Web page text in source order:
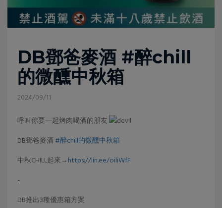
DB鄧爸麥酒 #醉chill
的微醺中秋箱
2024/09/11
呼叫你要一起烤肉喝酒的朋友
DB鄧爸麥酒#醉chill的微醺中秋箱
中秋CHILL起來→https://lin.ee/oiliWfF
-
DB推出3種優惠箱方案